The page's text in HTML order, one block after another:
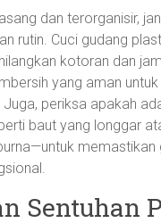
dan terorganisir,
rutin. Cuci gudang
kotoran dan
yang aman
periksa apakah
baut yang longgar
memastikan
Sentuhan